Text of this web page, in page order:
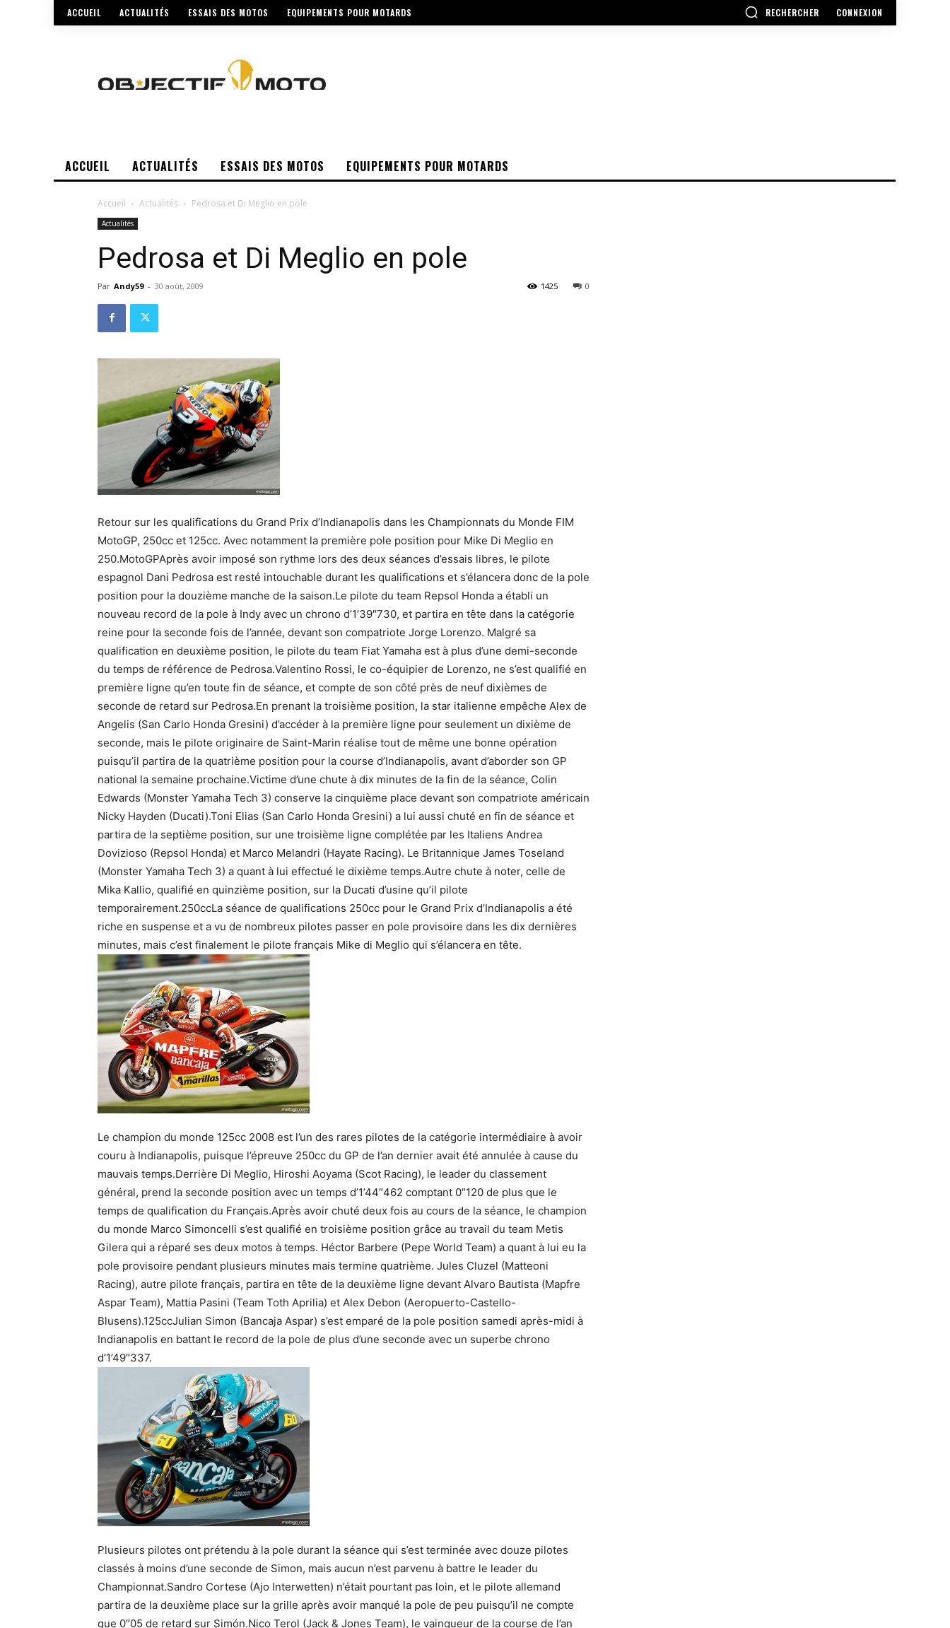
ACCUEIL ACTUALITÉS ESSAIS DES MOTOS EQUIPEMENTS POUR MOTARDS RECHERCHER CONNEXION
ACCUEIL ACTUALITÉS ESSAIS DES MOTOS EQUIPEMENTS POUR MOTARDS
Accueil Actualités Pedrosa et Di Meglio en pole
Actualités
Pedrosa et Di Meglio en pole
Par Andy59 - 30 août, 2009 0
1425
Retour sur les qualifications du Grand Prix d’Indianapolis dans les Championnats du Monde FIM
MotoGP, 250cc et 125cc. Avec notamment la première pole position pour Mike Di Meglio en
250.MotoGPAprès avoir imposé son rythme lors des deux séances d’essais libres, le pilote
espagnol Dani Pedrosa est resté intouchable durant les qualifications et s’élancera donc de la pole
position pour la douzième manche de la saison.Le pilote du team Repsol Honda a établi un
nouveau record de la pole à Indy avec un chrono d’1’39″730, et partira en tête dans la catégorie
reine pour la seconde fois de l’année, devant son compatriote Jorge Lorenzo. Malgré sa
qualification en deuxième position, le pilote du team Fiat Yamaha est à plus d’une demi-seconde
du temps de référence de Pedrosa.Valentino Rossi, le co-équipier de Lorenzo, ne s’est qualifié en
première ligne qu’en toute fin de séance, et compte de son côté près de neuf dixièmes de
seconde de retard sur Pedrosa.En prenant la troisième position, la star italienne empêche Alex de
Angelis (San Carlo Honda Gresini) d’accéder à la première ligne pour seulement un dixième de
seconde, mais le pilote originaire de Saint-Marin réalise tout de même une bonne opération
puisqu’il partira de la quatrième position pour la course d’Indianapolis, avant d’aborder son GP
national la semaine prochaine.Victime d’une chute à dix minutes de la fin de la séance, Colin
Edwards (Monster Yamaha Tech 3) conserve la cinquième place devant son compatriote américain
Nicky Hayden (Ducati).Toni Elias (San Carlo Honda Gresini) a lui aussi chuté en fin de séance et
partira de la septième position, sur une troisième ligne complétée par les Italiens Andrea
Dovizioso (Repsol Honda) et Marco Melandri (Hayate Racing). Le Britannique James Toseland
(Monster Yamaha Tech 3) a quant à lui effectué le dixième temps.Autre chute à noter, celle de
Mika Kallio, qualifié en quinzième position, sur la Ducati d’usine qu’il pilote
temporairement.250ccLa séance de qualifications 250cc pour le Grand Prix d’Indianapolis a été
riche en suspense et a vu de nombreux pilotes passer en pole provisoire dans les dix dernières
minutes, mais c’est finalement le pilote français Mike di Meglio qui s’élancera en tête.
Le champion du monde 125cc 2008 est l’un des rares pilotes de la catégorie intermédiaire à avoir
couru à Indianapolis, puisque l’épreuve 250cc du GP de l’an dernier avait été annulée à cause du
mauvais temps.Derrière Di Meglio, Hiroshi Aoyama (Scot Racing), le leader du classement
général, prend la seconde position avec un temps d’1’44″462 comptant 0″120 de plus que le
temps de qualification du Français.Après avoir chuté deux fois au cours de la séance, le champion
du monde Marco Simoncelli s’est qualifié en troisième position grâce au travail du team Metis
Gilera qui a réparé ses deux motos à temps. Héctor Barbere (Pepe World Team) a quant à lui eu la
pole provisoire pendant plusieurs minutes mais termine quatrième. Jules Cluzel (Matteoni
Racing), autre pilote français, partira en tête de la deuxième ligne devant Alvaro Bautista (Mapfre
Aspar Team), Mattia Pasini (Team Toth Aprilia) et Alex Debon (Aeropuerto-Castello-
Blusens).125ccJulian Simon (Bancaja Aspar) s’est emparé de la pole position samedi après-midi à
Indianapolis en battant le record de la pole de plus d’une seconde avec un superbe chrono
d’1’49″337.
Plusieurs pilotes ont prétendu à la pole durant la séance qui s’est terminée avec douze pilotes
classés à moins d’une seconde de Simon, mais aucun n’est parvenu à battre le leader du
Championnat.Sandro Cortese (Ajo Interwetten) n’était pourtant pas loin, et le pilote allemand
partira de la deuxième place sur la grille après avoir manqué la pole de peu puisqu’il ne compte
que 0″05 de retard sur Simón.Nico Terol (Jack & Jones Team), le vainqueur de la course de l’an